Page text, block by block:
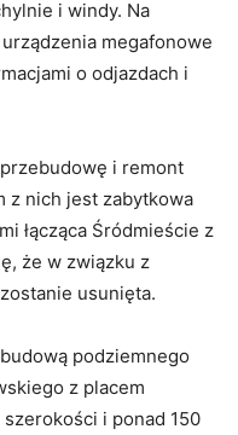
i windy. Na
megafonowe
o odjazdach i
i remont
z nich jest zabytkowa
łącząca Śródmieście z
że w związku z
usunięta.
podziemnego
z placem
i ponad 150